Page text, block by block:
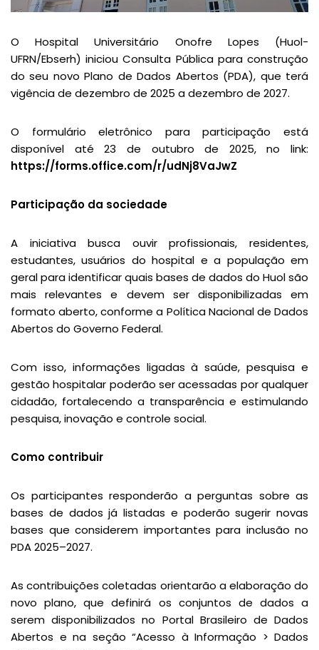
O Hospital Universitário Onofre Lopes (Huol-
UFRN/Ebserh) iniciou Consulta Pública para construção
do seu novo Plano de Dados Abertos (PDA), que terá
vigência de dezembro de 2025 a dezembro de 2027.
O formulário eletrônico para participação está
disponível até 23 de outubro de 2025, no link:
https://forms.office.com/r/udNj8VaJwZ
Participação da sociedade
A iniciativa busca ouvir profissionais, residentes,
estudantes, usuários do hospital e a população em
geral para identificar quais bases de dados do Huol são
mais relevantes e devem ser disponibilizadas em
formato aberto, conforme a Política Nacional de Dados
Abertos do Governo Federal.
Com isso, informações ligadas à saúde, pesquisa e
gestão hospitalar poderão ser acessadas por qualquer
cidadão, fortalecendo a transparência e estimulando
pesquisa, inovação e controle social.
Como contribuir
Os participantes responderão a perguntas sobre as
bases de dados já listadas e poderão sugerir novas
bases que considerem importantes para inclusão no
PDA 2025–2027.
As contribuições coletadas orientarão a elaboração do
novo plano, que definirá os conjuntos de dados a
serem disponibilizados no Portal Brasileiro de Dados
Abertos e na seção “Acesso à Informação > Dados